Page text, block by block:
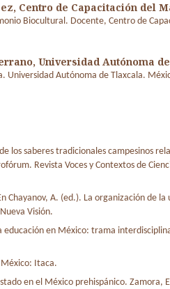
Centro de Capacitación del
Biocultural. Docente, Centro de
Universidad Autónoma
Universidad Autónoma de Tlaxcala.
los saberes tradicionales campesinos
Revista Voces y Contextos de
Chayanov, A. (ed.). La organización de la
Visión.
educación en México: trama
Itaca.
en el México prehispánico. Zamora,